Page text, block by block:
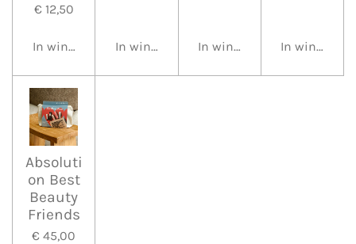
€ 12,50
In winkelwagenIn winkelwagenIn winkelwagen
In
Absoluti
on Best
Beauty
Friends
€ 45,00